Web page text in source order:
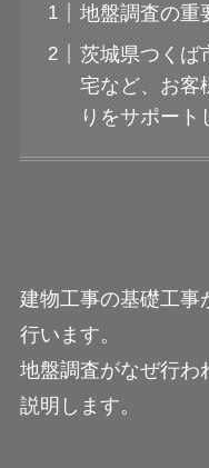
地盤調査の重
茨城県つくば
宅など、お客
りをサポート
建物工事の基礎工事
行います。
地盤調査がなぜ行わ
説明します。